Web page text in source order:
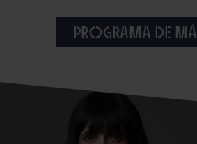
Programa de mà